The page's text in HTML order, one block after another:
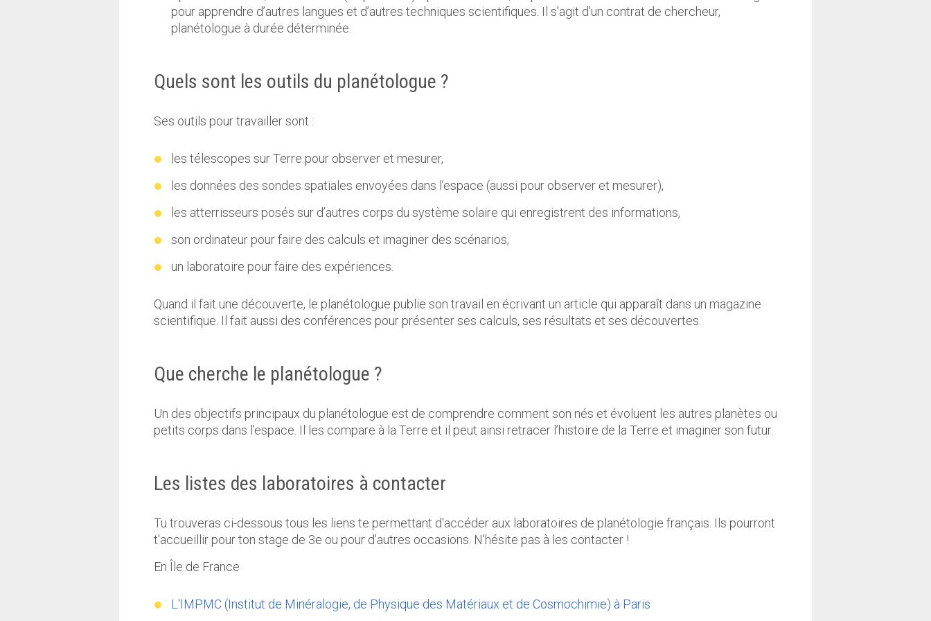
pour apprendre d’autres langues et d’autres techniques scientifiques. Il s'agit d'un contrat de chercheur,
planétologue à durée déterminée.
Quels sont les outils du planétologue ?
Ses outils pour travailler sont :
les télescopes sur Terre pour observer et mesurer,
les données des sondes spatiales envoyées dans l’espace (aussi pour observer et mesurer),
les atterrisseurs posés sur d’autres corps du système solaire qui enregistrent des informations,
son ordinateur pour faire des calculs et imaginer des scénarios,
un laboratoire pour faire des expériences.
Quand il fait une découverte, le planétologue publie son travail en écrivant un article qui apparaît dans un magazine
scientifique. Il fait aussi des conférences pour présenter ses calculs, ses résultats et ses découvertes.
Que cherche le planétologue ?
Un des objectifs principaux du planétologue est de comprendre comment son nés et évoluent les autres planètes ou
petits corps dans l’espace. Il les compare à la Terre et il peut ainsi retracer l’histoire de la Terre et imaginer son futur.
Les listes des laboratoires à contacter
Tu trouveras ci-dessous tous les liens te permettant d'accéder aux laboratoires de planétologie français. Ils pourront
t'accueillir pour ton stage de 3e ou pour d'autres occasions. N'hésite pas à les contacter !
En Île de France
L'IMPMC (Institut de Minéralogie, de Physique des Matériaux et de Cosmochimie) à Paris